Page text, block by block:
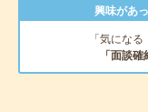
興味があ
「気にな
「面談確